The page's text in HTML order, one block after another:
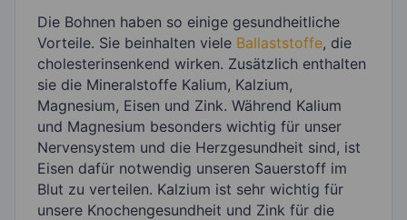
Die Bohnen haben so einige gesundheitliche
Vorteile. Sie beinhalten viele Ballaststoffe, die
cholesterinsenkend wirken. Zusätzlich enthalten
sie die Mineralstoffe Kalium, Kalzium,
Magnesium, Eisen und Zink. Während Kalium
und Magnesium besonders wichtig für unser
Nervensystem und die Herzgesundheit sind, ist
Eisen dafür notwendig unseren Sauerstoff im
Blut zu verteilen. Kalzium ist sehr wichtig für
unsere Knochengesundheit und Zink für die